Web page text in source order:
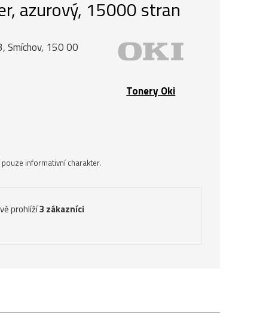
azurový, 15000 stran
Tonery Oki
Smíchov, 150 00
informativní charakter.
prohlíží3 zákazníci